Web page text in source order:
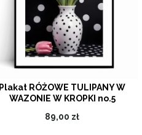
Plakat RÓŻOWE TULIPANY W
WAZONIE W KROPKI no.5
89,00 zł